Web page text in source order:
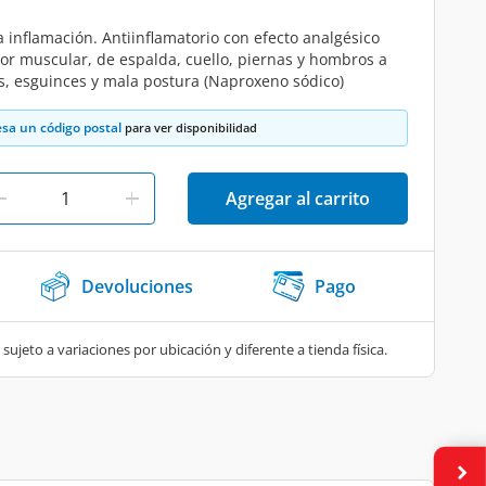
inflamación. Antiinflamatorio con efecto analgésico
muscular, de espalda, cuello, piernas y hombros a
esguinces y mala postura (Naproxeno sódico)
un código postal para ver disponibilidad
Agregar al carrito
Devoluciones Pago
a variaciones por ubicación y diferente a tienda física.